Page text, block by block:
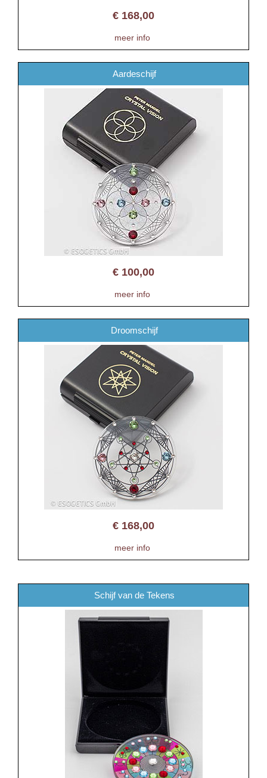
€ 168,00
meer info
Aardeschijf
€ 100,00
meer info
Droomschijf
€ 168,00
meer info
Schijf van de Tekens